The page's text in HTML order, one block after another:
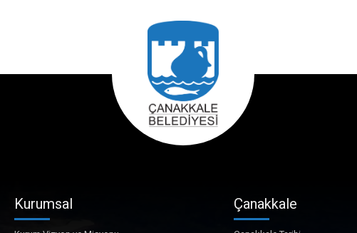
Kurumsal Çanakkale